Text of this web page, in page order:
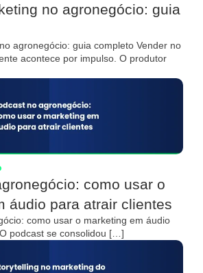
no agronegócio: guia
agronegócio: guia completo Vender no
acontece por impulso. O produtor
como usar o
áudio para atrair clientes
como usar o marketing em áudio
podcast se consolidou […]